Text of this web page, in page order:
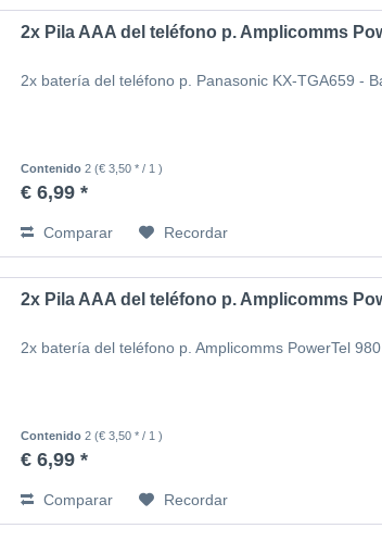
2x Pila AAA del teléfono p. Amplicomms
2x batería del teléfono p. Panasonic KX-TGA659 -
Contenido2(€ 3,50 * / 1 )
€ 6,99 *
Comparar Recordar
2x Pila AAA del teléfono p. Amplicomms
2x batería del teléfono p. Amplicomms PowerTel
Contenido2(€ 3,50 * / 1 )
€ 6,99 *
Comparar Recordar